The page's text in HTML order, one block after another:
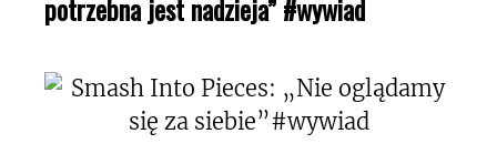
potrzebna jest nadzieja” #wywiad